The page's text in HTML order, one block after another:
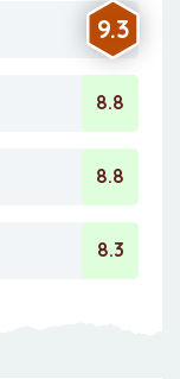
9.3
8.8
8.8
8.3